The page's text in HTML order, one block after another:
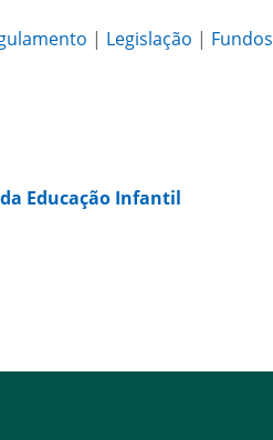
| Legislação | Fundos
Educação Infantil